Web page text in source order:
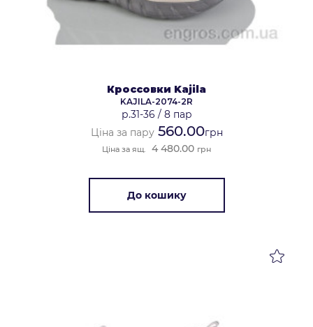
Кроссовки Kajila
KAJILA-2074-2R
р.31-36 / 8 пар
Ціна за пару560.00грн
Ціна за ящ. 4 480.00 грн
До кошику